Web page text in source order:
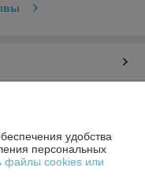
удобства
персональных
файлы cookies или